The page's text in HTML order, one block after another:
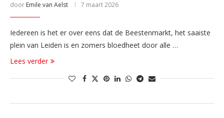
door Emile van Aelst 7 maart 2026
Iedereen is het er over eens dat de Beestenmarkt, het saaiste
plein van Leiden is en zomers bloedheet door alle …
Lees verder